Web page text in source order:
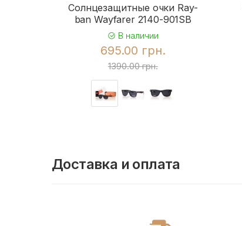
Солнцезащитные очки Ray-
ban Wayfarer 2140-901SB
В наличии
695.00 грн.
1390.00 грн.
Доставка и оплата